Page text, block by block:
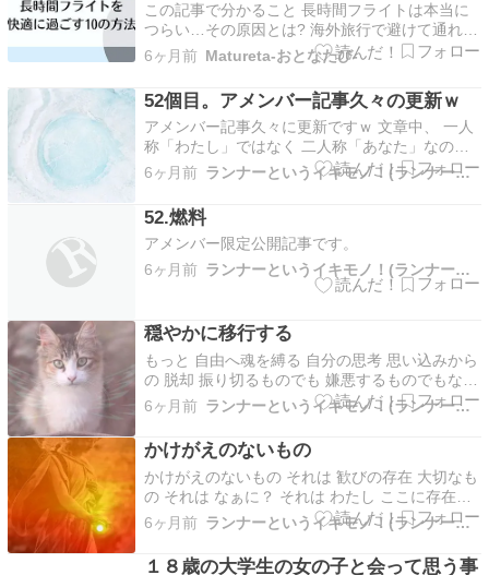
この記事で分かること 長時間フライトは本当に
つらい…その原因とは? 海外旅行で避けて通れな
いのが、長時間フライトです。 よくある悩み 私
も以前は、長時間フライトの後は足のむくみと疲
労で観光どころではありません […]
6ヶ月前 Matureta‐おとなたび‐
52個目。アメンバー記事久々の更新ｗ
アメンバー記事久々に更新ですｗ 文章中、 一人
称「わたし」ではなく 二人称「あなた」なのは
ハイヤーセルフが私にくれた メッセージだから
ｗ私が理解しやすく 一番受け取りやすい 表現を
使ってくれています それをシェアしました(^^)体
験してから、 本や記事、情報から 確認や答え
合…
6ヶ月前 ランナーというイキモノ！(ランナーさんのいうことにゃ)
52.燃料
アメンバー限定公開記事です。
6ヶ月前
ランナーというイキモノ！(ランナーさんのいうことにゃ)
穏やかに移行する
もっと 自由へ魂を縛る 自分の思考 思い込みから
の 脱却 振り切るものでも 嫌悪するものでもない
その制約が これまでの 自分を 守り、生かしてく
れた それを超える時もう大丈夫だよと ゆっくり
と 溶けてゆく無理に引き剥がれない 傷つけない
痛みなく やさしく それは 淡く 輝き…
6ヶ月前 ランナーというイキモノ！(ランナーさんのいうことにゃ)
かけがえのないもの
かけがえのないもの それは 歓びの存在 大切なも
の それは なぁに？ それは わたし ここに存在す
る 唯一無二のもの いまを生きる わたしのこと
何の違和感もなく 自然に そう思える なんて 幸
せ
6ヶ月前 ランナーというイキモノ！(ランナーさんのいうことにゃ)
１８歳の大学生の女の子と会って思う事